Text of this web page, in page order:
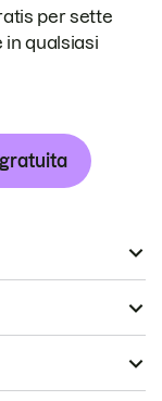
per sette
in qualsiasi